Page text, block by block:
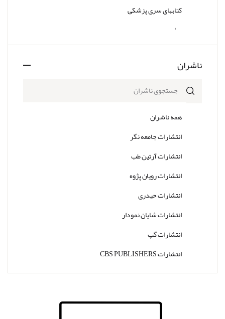
کتابهای سری پزشکی
سایر
ناشران
همه ناشران
انتشارات جامعه نگر
انتشارات آرتین طب
انتشارات رویان پژوه
انتشارات حیدری
انتشارات شایان نمودار
انتشارات گپ
انتشارات CBS PUBLISHERS
انتشارات Thieme